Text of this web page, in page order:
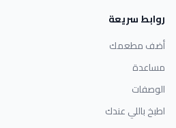
روابط سريعة
أضف مطعمك
مساعدة
الوصفات
اطبخ باللي عندك